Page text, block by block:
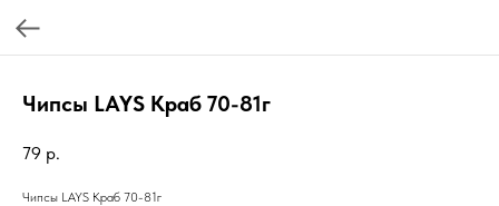
Чипсы LAYS Краб 70-81г
79 р.
Чипсы LAYS Краб 70-81г